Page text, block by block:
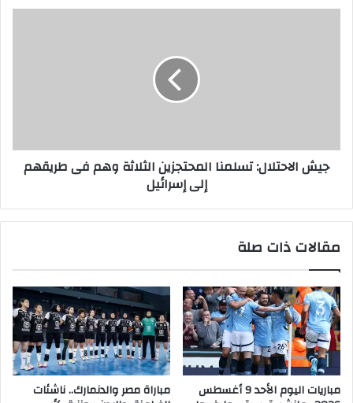
جيش الاحتلال: تسلمنا المحتجزين الثلاثة وهم فى طريقهم
إلى إسرائيل
مقالات ذات صلة
مباريات اليوم الأحد 9 أغسطس مباراة مصر والدنمارك.. ناشئات